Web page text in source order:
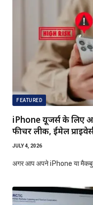
FEATURED
iPhone यूजर्स के लिए
फीचर लीक, ईमेल
JULY 4, 2026
अगर आप अपने iPhone या